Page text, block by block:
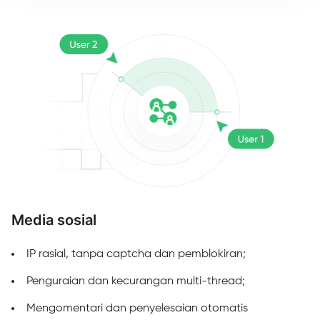
Media sosial
IP rasial, tanpa captcha dan pemblokiran;
Penguraian dan kecurangan multi-thread;
Mengomentari dan penyelesaian otomatis